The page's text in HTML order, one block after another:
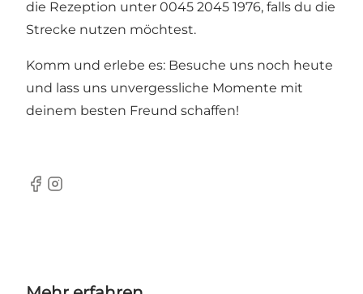
die Rezeption unter 0045 2045 1976, falls du die
Strecke nutzen möchtest.
Komm und erlebe es: Besuche uns noch heute
und lass uns unvergessliche Momente mit
deinem besten Freund schaffen!
Facebook
Instagram